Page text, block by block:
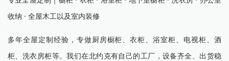
收纳 · 全屋木工以及室内装修
多年全屋定制经验，专做厨房橱柜、衣柜、浴室柜、电视柜、酒
柜、洗衣房柜等。我们在北约克有自己的工厂，设备齐全、出货稳